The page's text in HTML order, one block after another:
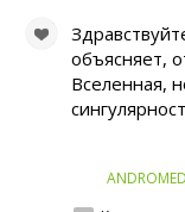
объясняет,
Вселенная,